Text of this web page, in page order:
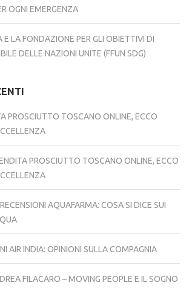
OGNI EMERGENZA
E LA FONDAZIONE PER GLI OBIETTIVI DI
DELLE NAZIONI UNITE (FFUN SDG)
PROSCIUTTO TOSCANO ONLINE, ECCO
PROSCIUTTO TOSCANO ONLINE, ECCO
RECENSIONI AQUAFARMA: COSA SI DICE SUI
AIR INDIA: OPINIONI SULLA COMPAGNIA
FILACARO – MOVING PEOPLE E IL SOGNO